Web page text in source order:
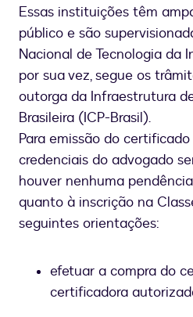
Essas instituições têm
público e são
Nacional de Tecnologia da
por sua vez, segue os
outorga da Infraestrutura
Brasileira (ICP-Brasil).
Para emissão do
credenciais do advogado
houver nenhuma
quanto à inscrição na
seguintes orientações:
efetuar a compra do
certificadora